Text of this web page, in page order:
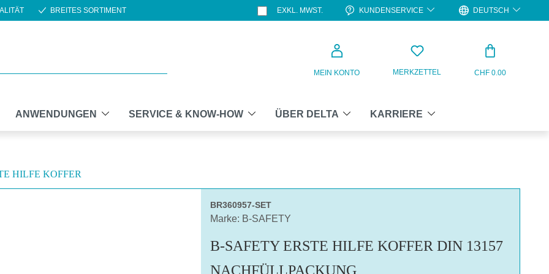
BREITES SORTIMENT EXKL. MWST. KUNDENSERVICE DEUTSCH
MEIN KONTO MERKZETTEL CHF 0.00
ANWENDUNGEN SERVICE & KNOW-HOW ÜBER DELTA KARRIERE
HILFE KOFFER
BR360957-SET
Marke: B-SAFETY
B-SAFETY ERSTE HILFE KOFFER DIN 13157
NACHFÜLLPACKUNG